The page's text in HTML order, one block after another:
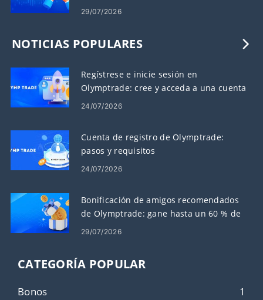
practicar el comercio
29/07/2026
NOTICIAS POPULARES
Regístrese e inicie sesión en
Olymptrade: cree y acceda a una cuenta
24/07/2026
Cuenta de registro de Olymptrade:
pasos y requisitos
24/07/2026
Bonificación de amigos recomendados
de Olymptrade: gane hasta un 60 % de
comisión por recomendaciones
29/07/2026
CATEGORÍA POPULAR
Bonos
1